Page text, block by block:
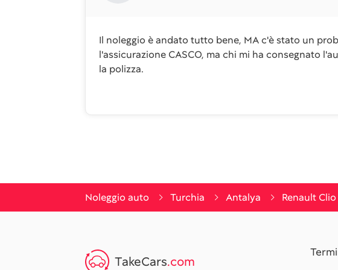
Il noleggio è andato tutto bene, MA c'è stato un
l'assicurazione CASCO, ma chi mi ha consegnato
la polizza.
Noleggio auto Turchia Antalya Renault Clio
TakeCars.com